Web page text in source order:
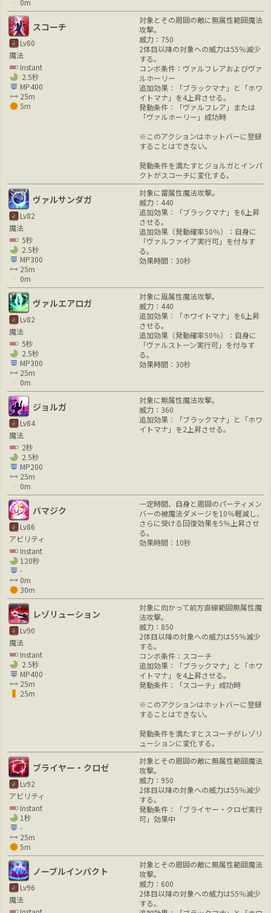
0m
スコーチ
Lv80
魔法
Instant
2.5秒
MP400
25m
5m
対象とその周囲の敵に無属性範囲魔法
攻撃。
威力：750
2体目以降の対象への威力は55％減少
する。
コンボ条件：ヴァルフレアおよびヴァ
ルホーリー
追加効果：「ブラックマナ」と「ホワ
イトマナ」を4上昇させる。
発動条件：「ヴァルフレア」または
「ヴァルホーリー」成功時
※このアクションはホットバーに登録
することはできない。
発動条件を満たすとジョルガとインパ
クトがスコーチに変化する。
ヴァルサンダガ
Lv82
魔法
5秒
2.5秒
MP300
25m
0m
対象に雷属性魔法攻撃。
威力：440
追加効果：「ブラックマナ」を6上昇
させる。
追加効果（発動確率50％）：自身に
「ヴァルファイア実行可」を付与す
る。
効果時間：30秒
ヴァルエアロガ
Lv82
魔法
5秒
2.5秒
MP300
25m
0m
対象に風属性魔法攻撃。
威力：440
追加効果：「ホワイトマナ」を6上昇
させる。
追加効果（発動確率50％）：自身に
「ヴァルストーン実行可」を付与す
る。
効果時間：30秒
ジョルガ
Lv84
魔法
2秒
2.5秒
MP200
25m
0m
対象に無属性魔法攻撃。
威力：360
追加効果：「ブラックマナ」と「ホワ
イトマナ」を2上昇させる。
バマジク
Lv86
アビリティ
Instant
120秒
-
0m
30m
一定時間、自身と周囲のパーティメン
バーの被魔法ダメージを10％軽減し、
さらに受ける回復効果を5％上昇させ
る。
効果時間：10秒
レゾリューション
Lv90
魔法
Instant
2.5秒
MP400
25m
25m
対象に向かって前方直線範囲無属性魔
法攻撃。
威力：850
2体目以降の対象への威力は55％減少
する。
コンボ条件：スコーチ
追加効果：「ブラックマナ」と「ホワ
イトマナ」を4上昇させる。
発動条件：「スコーチ」成功時
※このアクションはホットバーに登録
することはできない。
発動条件を満たすとスコーチがレゾリ
ューションに変化する。
ブライヤー・クロゼ
Lv92
アビリティ
Instant
1秒
-
25m
5m
対象とその周囲の敵に無属性範囲魔法
攻撃。
威力：950
2体目以降の対象への威力は55％減少
する。
発動条件：「ブライヤー・クロゼ実行
可」効果中
ノーブルインパクト
Lv96
魔法
対象とその周囲の敵に無属性範囲魔法
攻撃。
威力：600
2体目以降の対象への威力は55％減少
する。